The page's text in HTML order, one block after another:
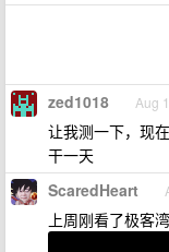
zed1018 Aug
让我测一下，现
干一天
ScaredHeart
上周刚看了极客